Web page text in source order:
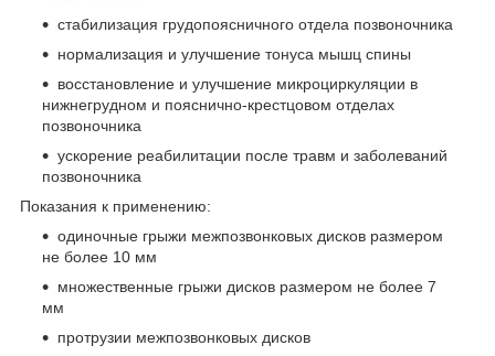
стабилизация грудопоясничного отдела позвоночника
нормализация и улучшение тонуса мышц спины
восстановление и улучшение микроциркуляции в
нижнегрудном и пояснично-крестцовом отделах
позвоночника
ускорение реабилитации после травм и заболеваний
позвоночника
Показания к применению:
одиночные грыжи межпозвонковых дисков размером
не более 10 мм
множественные грыжи дисков размером не более 7
мм
протрузии межпозвонковых дисков